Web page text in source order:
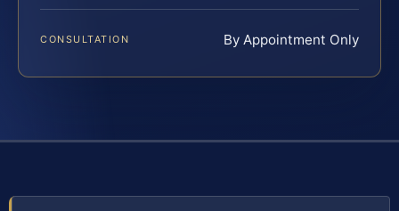
CONSULTATION By Appointment Only